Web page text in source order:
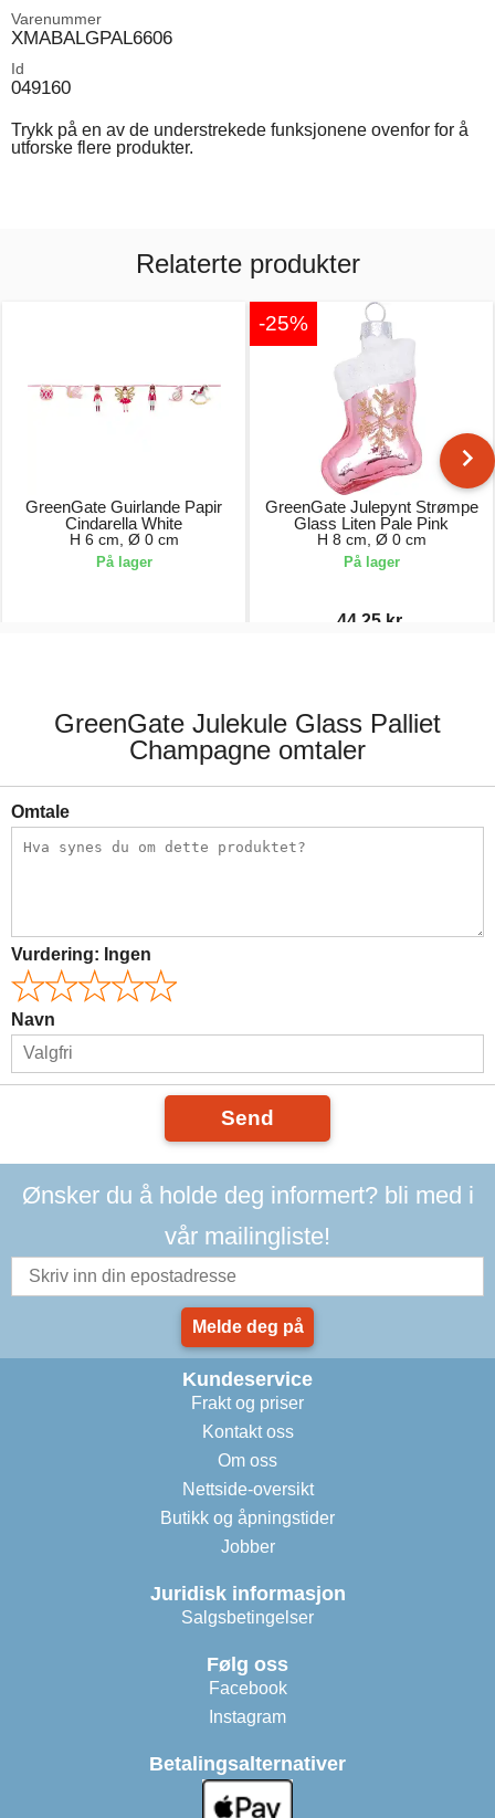
Varenummer
XMABALGPAL6606
Id
049160
Trykk på en av de understrekede funksjonene ovenfor for å
utforske flere produkter.
Relaterte produkter
GreenGate Guirlande Papir
Cindarella White
H 6 cm, Ø 0 cm
På lager
-25%
GreenGate Julepynt Strømpe
Glass Liten Pale Pink
H 8 cm, Ø 0 cm
På lager
44,25 kr.
GreenGate Julekule Glass Palliet
Champagne omtaler
Omtale
Vurdering: Ingen
Navn
Send
Ønsker du å holde deg informert? bli med i
vår mailingliste!
Melde deg på
Kundeservice
Frakt og priser
Kontakt oss
Om oss
Nettside-oversikt
Butikk og åpningstider
Jobber
Juridisk informasjon
Salgsbetingelser
Følg oss
Facebook
Instagram
Betalingsalternativer